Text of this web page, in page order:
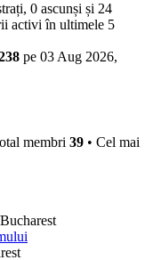
0 ascunși și 24
activi în ultimele 5
pe 03 Aug 2026,
membri 39 • Cel mai